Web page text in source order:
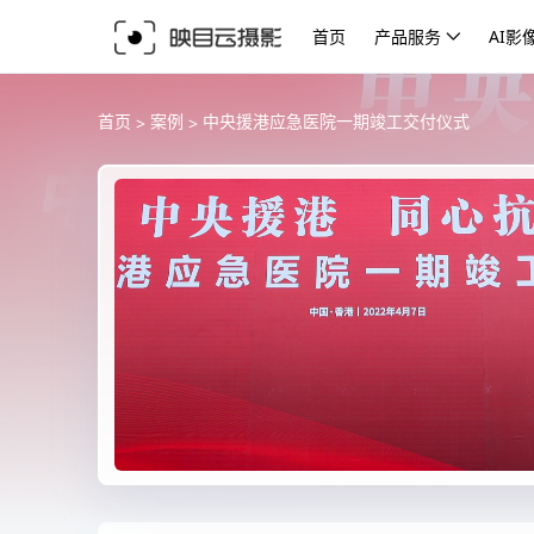
首页 产品服务 AI影
首页 > 案例 > 中央援港应急医院一期竣工交付仪式